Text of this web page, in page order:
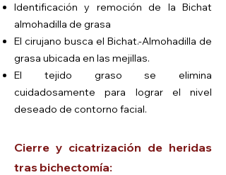
Identificación y remoción de la Bichat
almohadilla de grasa
El cirujano busca el Bichat.-Almohadilla de
grasa ubicada en las mejillas.
El tejido graso se elimina
cuidadosamente para lograr el nivel
deseado de contorno facial.
Cierre y cicatrización de heridas
tras bichectomía: